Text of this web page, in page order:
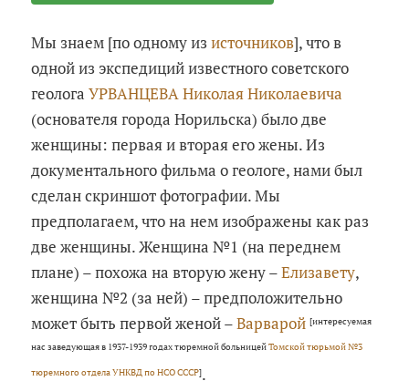
Мы знаем [по одному изисточников], что в
одной из экспедиций известного советского
геологаУРВАНЦЕВА Николая Николаевича
(основателя города Норильска) было две
женщины: первая и вторая его жены. Из
документального фильма о геологе, нами был
сделан скриншот фотографии. Мы
предполагаем, что на нем изображены как раз
две женщины. Женщина №1 (на переднем
плане) – похожа на вторую жену –Елизавету,
женщина №2 (за ней) – предположительно
может быть первой женой –Варварой [интересуемая
нас заведующая в 1937-1939 годах тюремной больницейТомской тюрьмой №3
тюремного отдела УНКВД по НСО СССР].